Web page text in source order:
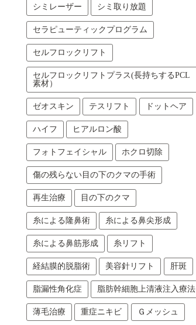
シミレーザー シミ取り放題
セラピューティックプログラム
セルフロックリフト
セルフロックリフトプラス(長持ちするPCL
素材）
ゼオスキン テスリフト ドットヘア
ハイフ ヒアルロン酸
フォトフェイシャル ホクロ切除
傷の残らない目の下のクマの手術
再生治療 目の下のクマ
糸による隆鼻術 糸による鼻尖形成
糸による鼻筋形成 糸リフト
経結膜的脱脂術 美容針リフト 肝斑
脂漏性角化症 脂肪幹細胞上清液注入療法
薄毛治療 重症ニキビ Ｇメッシュ